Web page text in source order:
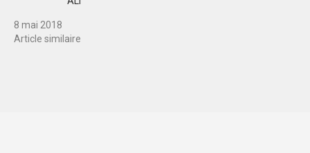
8 mai 2018
Article similaire